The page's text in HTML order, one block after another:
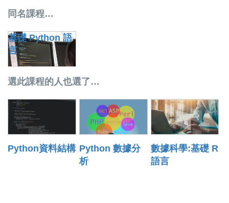
同名課程…
基礎 Python 語
言
選此課程的人也選了…
Python資料結構 Python 數據分
析
數據科學:基礎 R
語言